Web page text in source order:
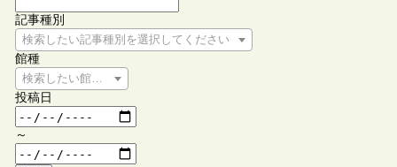
記事種別
検索したい記事種別を選択してください
館種
検索したい館種を選択してください
投稿日
～